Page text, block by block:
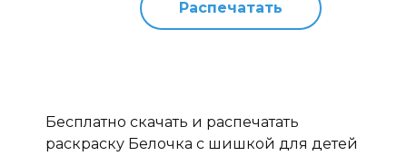
Распечатать
Бесплатно скачать и распечатать
раскраску Белочка с шишкой для детей